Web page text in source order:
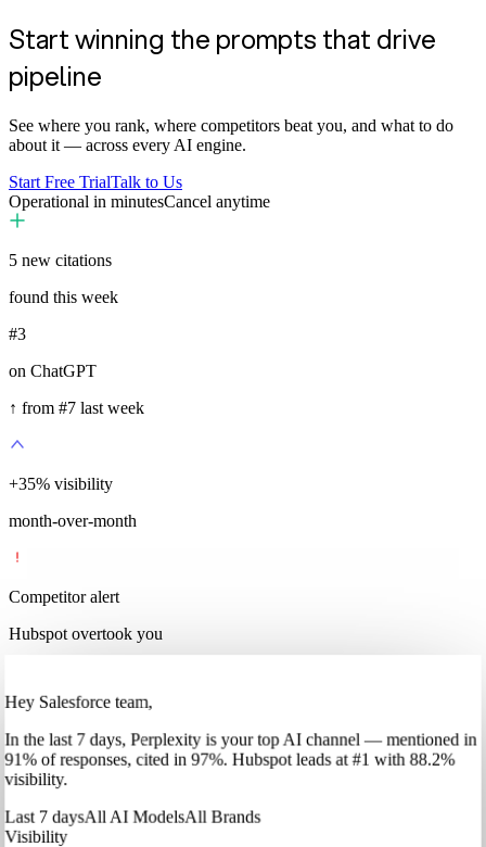
Start winning the prompts that drive
pipeline
See where you rank, where competitors beat you, and what to do
about it — across every AI engine.
Start Free TrialTalk to Us
Operational in minutesCancel anytime
5 new citations
found this week
#3
on ChatGPT
↑ from #7 last week
+35% visibility
month-over-month
Competitor alert
Hubspot overtook you
Hey Salesforce team,
Inthe last 7 days, Perplexityis your top AI channel — mentioned in
91% of responses, cited in 97%. Hubspotleads at #1 with 88.2%
visibility.
Last 7 daysAll AI ModelsAll Brands
Visibility